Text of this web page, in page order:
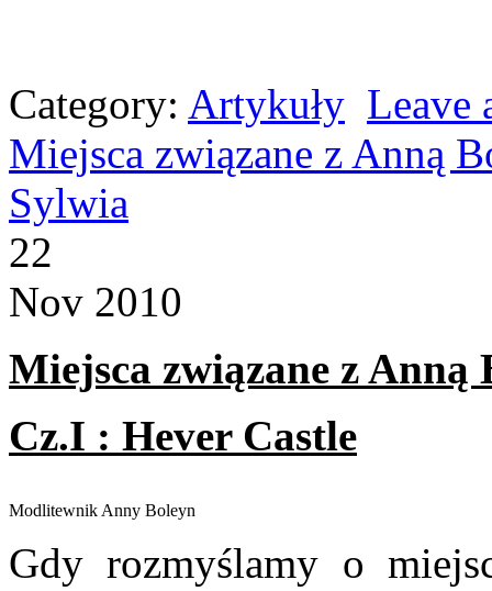
Category: Artykuły Leave
Miejsca związane z Anną
Sylwia
22
Nov 2010
Miejsca związane z Anną
Cz.I : Hever Castle
Modlitewnik Anny Boleyn
Gdy rozmyślamy o